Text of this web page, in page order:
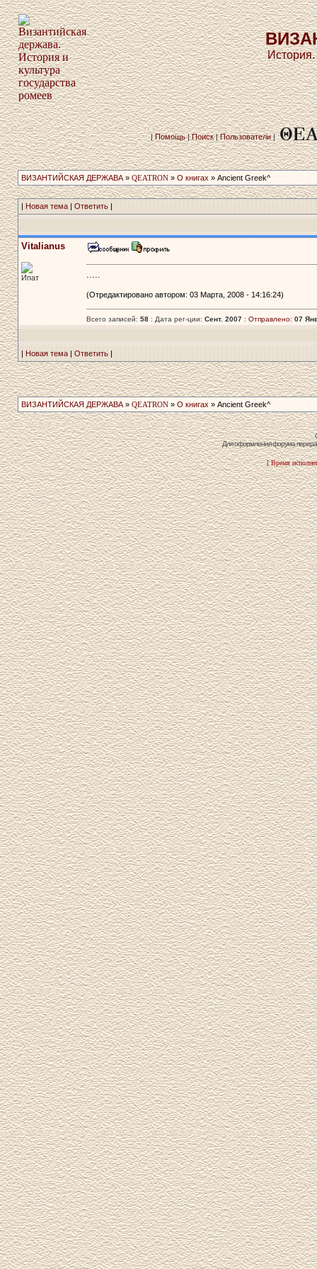
|Помощь|Поиск|Пользователи|
ВИЗАНТИЙСКАЯ ДЕРЖАВА» QEATRON» О книгах » Ancient Greek^
| Новая тема|Ответить|
Vitalianus
Ипат .....
(Отредактировано автором: 03 Марта, 2008 - 14:16:24)
Всего записей: 58: Дата рег-ции: Сент. 2007: Отправлено: 07
| Новая тема|Ответить|
ВИЗАНТИЙСКАЯ ДЕРЖАВА» QEATRON» О книгах » Ancient Greek^
Для оформления форума
[ Время